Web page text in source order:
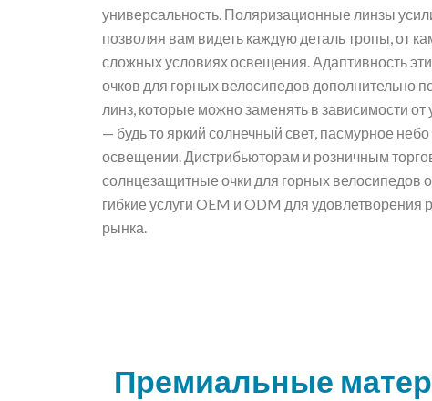
универсальность. Поляризационные линзы
позволяя вам видеть каждую деталь тропы, от
сложных условиях освещения. Адаптивность
очков для горных велосипедов дополнительно
линз, которые можно заменять в зависимости
— будь то яркий солнечный свет, пасмурное
освещении. Дистрибьюторам и розничным
солнцезащитные очки для горных велосипедов
гибкие услуги OEM и ODM для удовлетворения
рынка.
Премиальные